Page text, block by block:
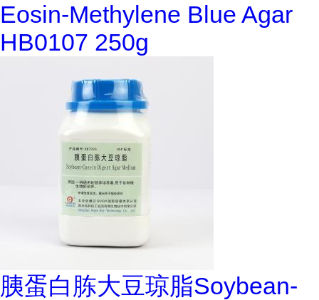
Eosin-Methylene Blue Agar
HB0107 250g
胰蛋白胨大豆琼脂Soybean-